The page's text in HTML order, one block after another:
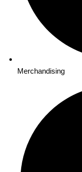
Merchandising